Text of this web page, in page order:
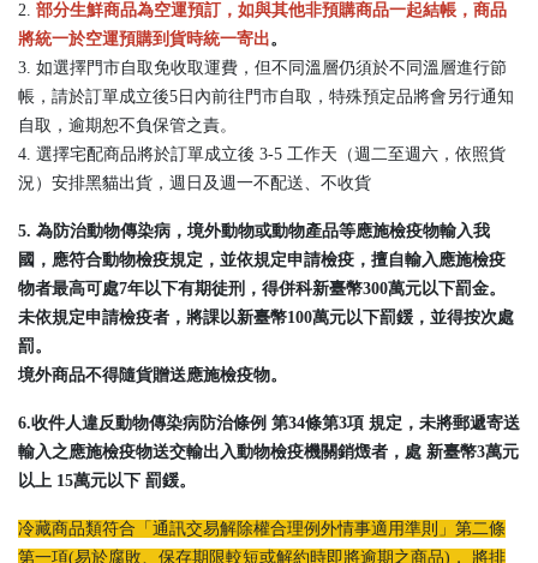
2. 部分生鮮商品為空運預訂，如與其他非預購商品一起結帳，商品
將統一於空運預購到貨時統一寄出。
3. 如選擇門市自取免收取運費，但不同溫層仍須於不同溫層進行節
帳，請於訂單成立後5日內前往門市自取，特殊預定品將會另行通知
自取，逾期恕不負保管之責。
4. 選擇宅配商品將於訂單成立後 3-5 工作天（週二至週六，依照貨
況）安排黑貓出貨，週日及週一不配送、不收貨
5. 為防治動物傳染病，境外動物或動物產品等應施檢疫物輸入我
國，應符合動物檢疫規定，並依規定申請檢疫，擅自輸入應施檢疫
物者最高可處7年以下有期徒刑，得併科新臺幣300萬元以下罰金。
未依規定申請檢疫者，將課以新臺幣100萬元以下罰鍰，並得按次處
罰。
境外商品不得隨貨贈送應施檢疫物。
6.收件人違反動物傳染病防治條例 第34條第3項 規定，未將郵遞寄送
輸入之應施檢疫物送交輸出入動物檢疫機關銷燬者，處 新臺幣3萬元
以上 15萬元以下 罰鍰。
冷藏商品類符合「通訊交易解除權合理例外情事適用準則」第二條
第一項(易於腐敗、保存期限較短或解約時即將逾期之商品)， 將排